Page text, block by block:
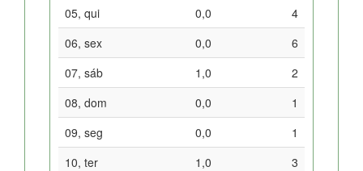
05, qui
0,0
4
06, sex
0,0
6
07, sáb
1,0
2
08, dom
0,0
1
09, seg
0,0
1
10, ter
1,0
3